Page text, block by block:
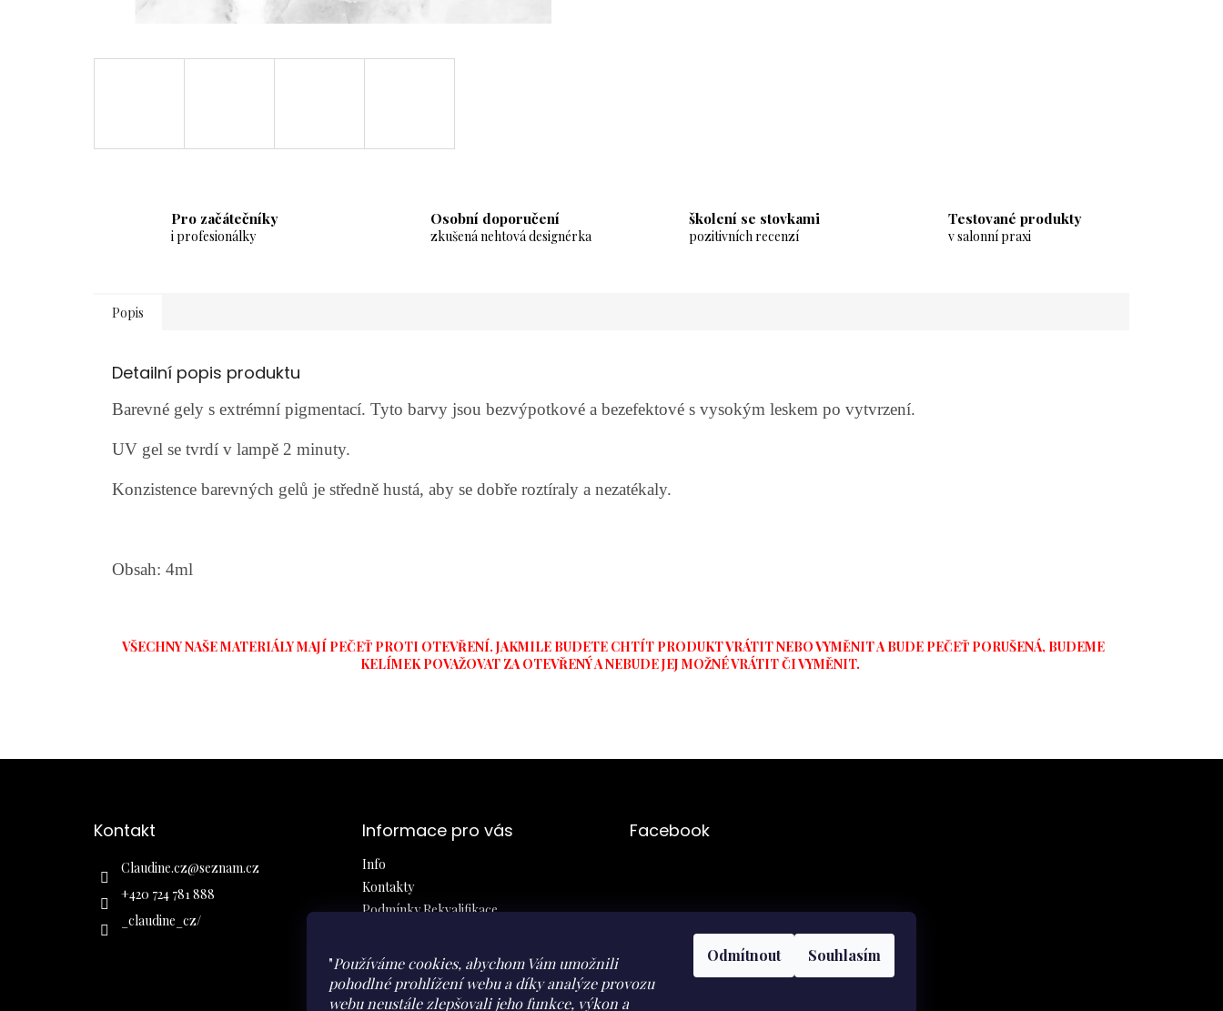
"Používáme cookies, abychom Vám umožnili
pohodlné prohlížení webu a díky analýze provozu
webu neustále zlepšovali jeho funkce, výkon a
Odmítnout Souhlasím
Pro začátečníky
i profesionálky
Osobní doporučení
zkušená nehtová designérka
školení se stovkami
pozitivních recenzí
Testované produkty
v salonní praxi
Popis
Detailní popis produktu
Barevné gely s extrémní pigmentací. Tyto barvy jsou bezvýpotkové a bezefektové s vysokým leskem po vytvrzení.
UV gel se tvrdí v lampě 2 minuty.
Konzistence barevných gelů je středně hustá, aby se dobře roztíraly a nezatékaly.
Obsah: 4ml
VŠECHNY NAŠE MATERIÁLY MAJÍ PEČEŤ PROTI OTEVŘENÍ. JAKMILE BUDETE CHTÍT PRODUKT VRÁTIT NEBO VYMĚNIT A BUDE PEČEŤ PORUŠENÁ, BUDEME
KELÍMEK POVAŽOVAT ZA OTEVŘENÝ A NEBUDE JEJ MOŽNÉ VRÁTIT ČI VYMĚNIT.
Kontakt
Claudine.cz@seznam.cz
+420 724 781 888
_claudine_cz/
Informace pro vás
Info
Kontakty
Podmínky Rekvalifikace
Ochrana osobních údajů
Moje objednávka
Facebook